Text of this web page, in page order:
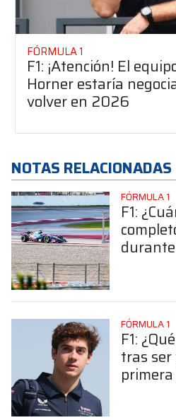
FÓRMULA 1
F1: ¡Atención! El
Horner estaría
volver en 2026
NOTAS RELACIONADAS
FÓRMULA 1
F1:
FÓRMULA 1
F1:
tras ser